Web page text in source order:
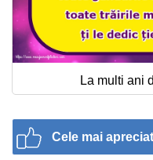
La multi ani
Cele mai